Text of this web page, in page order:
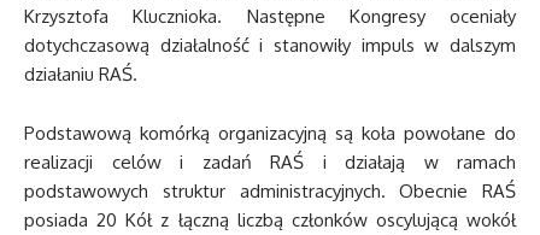
Krzysztofa Klucznioka. Następne Kongresy oceniały
dotychczasową działalność i stanowiły impuls w dalszym
działaniu RAŚ.
Podstawową komórką organizacyjną są koła powołane do
realizacji celów i zadań RAŚ i działają w ramach
podstawowych struktur administracyjnych. Obecnie RAŚ
posiada 20 Kół z łączną liczbą członków oscylującą wokół